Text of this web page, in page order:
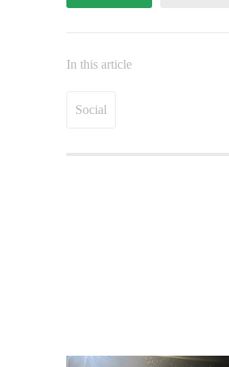
In this article
Social